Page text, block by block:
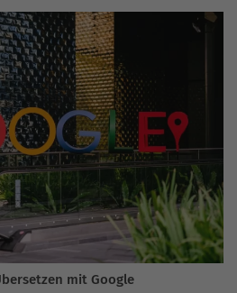
mit Google